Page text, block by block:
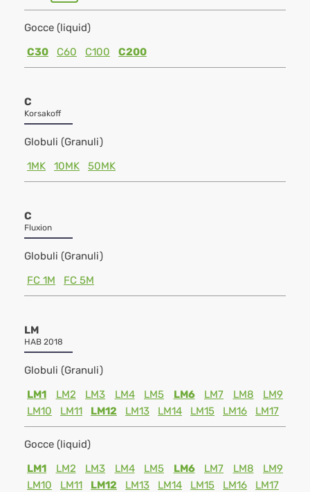
Gocce (liquid)
C30
C60 C100 C200
C
Korsakoff
Globuli (Granuli)
1MK
10MK 50MK
C
Fluxion
Globuli (Granuli)
FC 1M
FC 5M
LM
HAB 2018
Globuli (Granuli)
LM1
LM2 LM3 LM4 LM5 LM6 LM7 LM8
LM9
LM10
LM11 LM12 LM13 LM14 LM15 LM16 LM17
Gocce (liquid)
LM1
LM2 LM3 LM4 LM5 LM6 LM7 LM8
LM9
LM10
LM11 LM12 LM13 LM14 LM15 LM16 LM17